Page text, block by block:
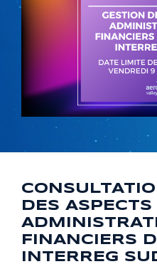
DES ASPECTS
FINANCIERS
INTERREG